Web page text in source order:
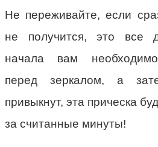
Не переживайте, если
не получится, это все
начала вам необходимо
перед зеркалом, а
привыкнут, эта прическа
за считанные минуты!